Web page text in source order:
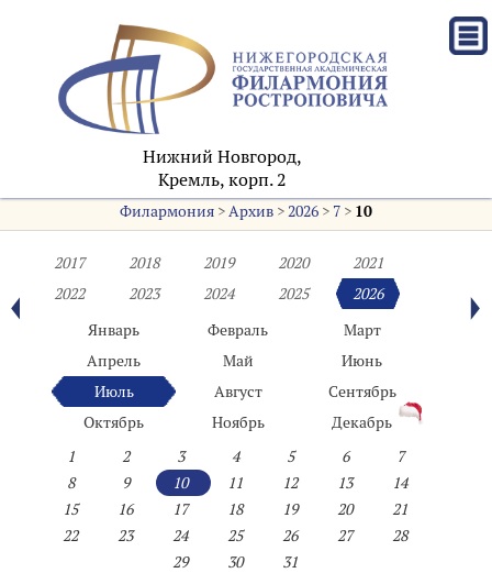
Нижний Новгород,
Кремль, корп. 2
Филармония>Архив>2026> 7> 10
2017 2018 2019 2020
2021
2022
2023 2024 2025
2026
Январь
Февраль
Март
Апрель
Май
Июнь
Июль
Август
Сентябрь
Октябрь
Ноябрь
Декабрь
1
2 3 4 5 6
7
8
9 10 11 12 13
14
15
16 17 18 19 20
21
22
23 24 25 26 27
28
29
30 31